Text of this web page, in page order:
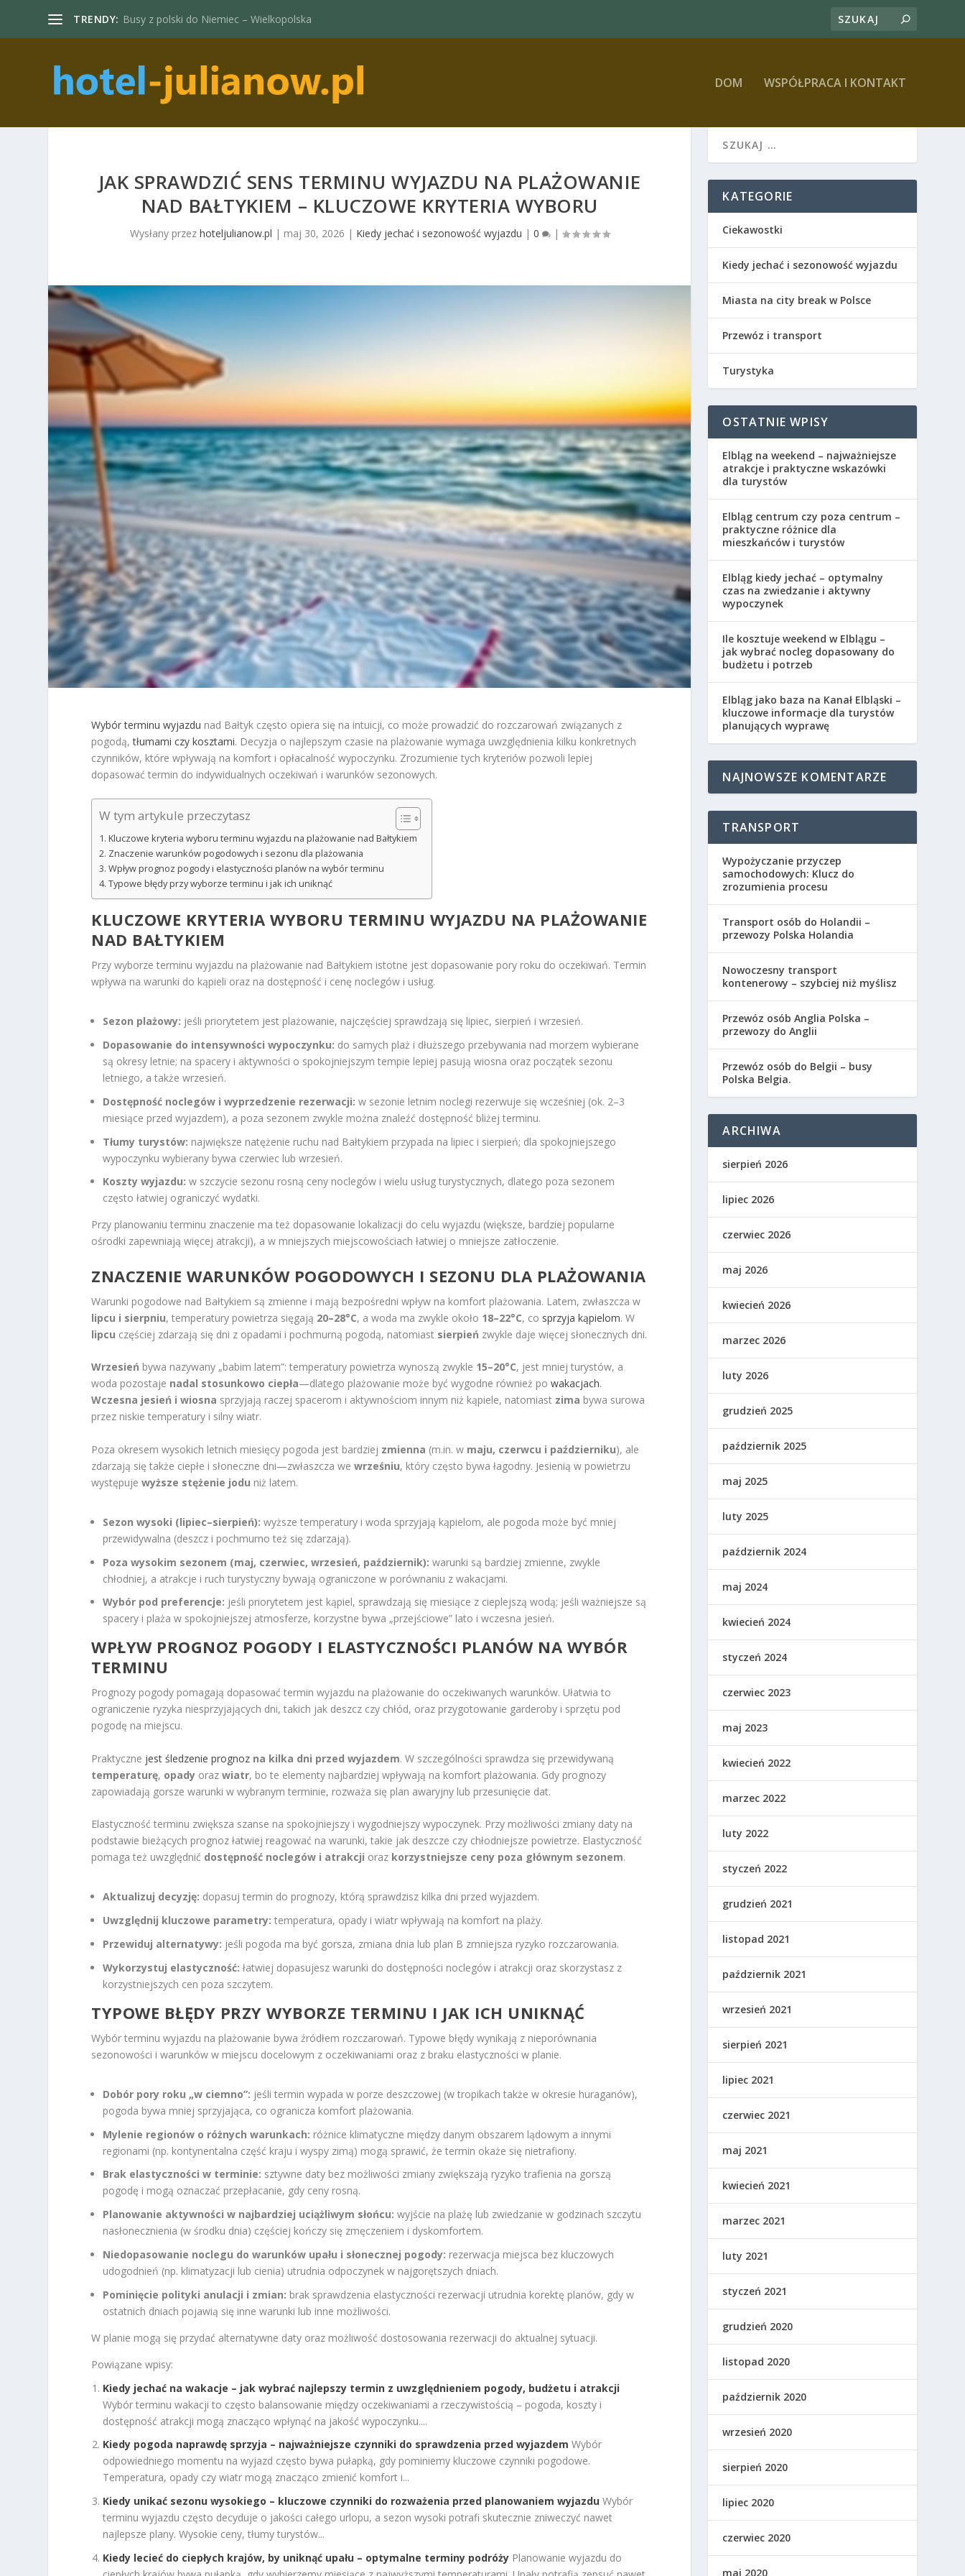
TRENDY: Busy z polski do Niemiec – Wielkopolska
DOM WSPÓŁPRACA I KONTAKT
JAK SPRAWDZIĆ SENS TERMINU WYJAZDU NA PLAŻOWANIE
NAD BAŁTYKIEM – KLUCZOWE KRYTERIA WYBORU
Wysłany przez hoteljulianow.pl | maj 30, 2026 | Kiedy jechać i sezonowość wyjazdu | 0 |
Wybór terminu wyjazdu nad Bałtyk często opiera się na intuicji, co może prowadzić do rozczarowań związanych z
pogodą,tłumami czy kosztami. Decyzja o najlepszym czasie na plażowanie wymaga uwzględnienia kilku konkretnych
czynników, które wpływają na komfort i opłacalność wypoczynku. Zrozumienie tych kryteriów pozwoli lepiej
dopasować termin do indywidualnych oczekiwań i warunków sezonowych.
W tym artykule przeczytasz
Kluczowe kryteria wyboru terminu wyjazdu na plażowanie nad Bałtykiem
Znaczenie warunków pogodowych i sezonu dla plażowania
Wpływ prognoz pogody i elastyczności planów na wybór terminu
Typowe błędy przy wyborze terminu i jak ich uniknąć
KLUCZOWE KRYTERIA WYBORU TERMINU WYJAZDU NA PLAŻOWANIE
NAD BAŁTYKIEM
Przy wyborze terminu wyjazdu na plażowanie nad Bałtykiem istotne jest dopasowanie pory roku do oczekiwań. Termin
wpływa na warunki do kąpieli oraz na dostępność i cenę noclegów i usług.
Sezon plażowy: jeśli priorytetem jest plażowanie, najczęściej sprawdzają się lipiec, sierpień i wrzesień.
Dopasowanie do intensywności wypoczynku: do samych plaż i dłuższego przebywania nad morzem wybierane
są okresy letnie; na spacery i aktywności o spokojniejszym tempie lepiej pasują wiosna oraz początek sezonu
letniego, a także wrzesień.
Dostępność noclegów i wyprzedzenie rezerwacji: w sezonie letnim noclegi rezerwuje się wcześniej (ok. 2–3
miesiące przed wyjazdem), a poza sezonem zwykle można znaleźć dostępność bliżej terminu.
Tłumy turystów: największe natężenie ruchu nad Bałtykiem przypada na lipiec i sierpień; dla spokojniejszego
wypoczynku wybierany bywa czerwiec lub wrzesień.
Koszty wyjazdu: w szczycie sezonu rosną ceny noclegów i wielu usług turystycznych, dlatego poza sezonem
często łatwiej ograniczyć wydatki.
Przy planowaniu terminu znaczenie ma też dopasowanie lokalizacji do celu wyjazdu (większe, bardziej popularne
ośrodki zapewniają więcej atrakcji), a w mniejszych miejscowościach łatwiej o mniejsze zatłoczenie.
ZNACZENIE WARUNKÓW POGODOWYCH I SEZONU DLA PLAŻOWANIA
Warunki pogodowe nad Bałtykiem są zmienne i mają bezpośredni wpływ na komfort plażowania. Latem, zwłaszcza w
lipcu i sierpniu, temperatury powietrza sięgają 20–28°C, a woda ma zwykle około 18–22°C, co sprzyja kąpielom. W
lipcu częściej zdarzają się dni z opadami i pochmurną pogodą, natomiast sierpień zwykle daje więcej słonecznych dni.
Wrzesień bywa nazywany „babim latem”: temperatury powietrza wynoszą zwykle 15–20°C, jest mniej turystów, a
woda pozostaje nadal stosunkowo ciepła—dlatego plażowanie może być wygodne również powakacjach.
Wczesna jesień i wiosna sprzyjają raczej spacerom i aktywnościom innym niż kąpiele, natomiast zima bywa surowa
przez niskie temperatury i silny wiatr.
Poza okresem wysokich letnich miesięcy pogoda jest bardziej zmienna (m.in. w maju, czerwcu i październiku), ale
zdarzają się także ciepłe i słoneczne dni—zwłaszcza wewrześniu, który często bywa łagodny. Jesienią w powietrzu
występujewyższe stężenie jodu niż latem.
Sezon wysoki (lipiec–sierpień): wyższe temperatury i woda sprzyjają kąpielom, ale pogoda może być mniej
przewidywalna (deszcz i pochmurno też się zdarzają).
Poza wysokim sezonem (maj, czerwiec, wrzesień, październik): warunki są bardziej zmienne, zwykle
chłodniej, a atrakcje i ruch turystyczny bywają ograniczone w porównaniu z wakacjami.
Wybór pod preferencje: jeśli priorytetem jest kąpiel, sprawdzają się miesiące z cieplejszą wodą; jeśli ważniejsze są
spacery i plaża w spokojniejszej atmosferze, korzystne bywa „przejściowe” lato i wczesna jesień.
WPŁYW PROGNOZ POGODY I ELASTYCZNOŚCI PLANÓW NA WYBÓR
TERMINU
Prognozy pogody pomagają dopasować termin wyjazdu na plażowanie do oczekiwanych warunków. Ułatwia to
ograniczenie ryzyka niesprzyjających dni, takich jak deszcz czy chłód, oraz przygotowanie garderoby i sprzętu pod
pogodę na miejscu.
Praktyczne jest śledzenie prognoz na kilka dni przed wyjazdem. W szczególności sprawdza się przewidywaną
temperaturę, opady orazwiatr, bo te elementy najbardziej wpływają na komfort plażowania. Gdy prognozy
zapowiadają gorsze warunki w wybranym terminie, rozważa się plan awaryjny lub przesunięcie dat.
Elastyczność terminu zwiększa szanse na spokojniejszy i wygodniejszy wypoczynek. Przy możliwości zmiany daty na
podstawie bieżących prognoz łatwiej reagować na warunki, takie jak deszcze czy chłodniejsze powietrze. Elastyczność
pomaga też uwzględnić dostępność noclegów i atrakcji oraz korzystniejsze ceny poza głównym sezonem.
Aktualizuj decyzję: dopasuj termin do prognozy, którą sprawdzisz kilka dni przed wyjazdem.
Uwzględnij kluczowe parametry: temperatura, opady i wiatr wpływają na komfort na plaży.
Przewiduj alternatywy: jeśli pogoda ma być gorsza, zmiana dnia lub plan B zmniejsza ryzyko rozczarowania.
Wykorzystuj elastyczność: łatwiej dopasujesz warunki do dostępności noclegów i atrakcji oraz skorzystasz z
korzystniejszych cen poza szczytem.
TYPOWE BŁĘDY PRZY WYBORZE TERMINU I JAK ICH UNIKNĄĆ
Wybór terminu wyjazdu na plażowanie bywa źródłem rozczarowań. Typowe błędy wynikają z nieporównania
sezonowości i warunków w miejscu docelowym z oczekiwaniami oraz z braku elastyczności w planie.
Dobór pory roku „w ciemno”: jeśli termin wypada w porze deszczowej (w tropikach także w okresie huraganów),
pogoda bywa mniej sprzyjająca, co ogranicza komfort plażowania.
Mylenie regionów o różnych warunkach: różnice klimatyczne między danym obszarem lądowym a innymi
regionami (np. kontynentalna część kraju i wyspy zimą) mogą sprawić, że termin okaże się nietrafiony.
Brak elastyczności w terminie: sztywne daty bez możliwości zmiany zwiększają ryzyko trafienia na gorszą
pogodę i mogą oznaczać przepłacanie, gdy ceny rosną.
Planowanie aktywności w najbardziej uciążliwym słońcu: wyjście na plażę lub zwiedzanie w godzinach szczytu
nasłonecznienia (w środku dnia) częściej kończy się zmęczeniem i dyskomfortem.
Niedopasowanie noclegu do warunków upału i słonecznej pogody: rezerwacja miejsca bez kluczowych
udogodnień (np. klimatyzacji lub cienia) utrudnia odpoczynek w najgorętszych dniach.
Pominięcie polityki anulacji i zmian: brak sprawdzenia elastyczności rezerwacji utrudnia korektę planów, gdy w
ostatnich dniach pojawią się inne warunki lub inne możliwości.
W planie mogą się przydać alternatywne daty oraz możliwość dostosowania rezerwacji do aktualnej sytuacji.
Powiązane wpisy:
Kiedy jechać na wakacje – jak wybrać najlepszy termin z uwzględnieniem pogody, budżetu i atrakcji
Wybór terminu wakacji to często balansowanie między oczekiwaniami a rzeczywistością – pogoda, koszty i
dostępność atrakcji mogą znacząco wpłynąć na jakość wypoczynku....
Kiedy pogoda naprawdę sprzyja – najważniejsze czynniki do sprawdzenia przed wyjazdem Wybór
odpowiedniego momentu na wyjazd często bywa pułapką, gdy pominiemy kluczowe czynniki pogodowe.
Temperatura, opady czy wiatr mogą znacząco zmienić komfort i...
Kiedy unikać sezonu wysokiego – kluczowe czynniki do rozważenia przed planowaniem wyjazdu Wybór
terminu wyjazdu często decyduje o jakości całego urlopu, a sezon wysoki potrafi skutecznie zniweczyć nawet
najlepsze plany. Wysokie ceny, tłumy turystów...
Kiedy lecieć do ciepłych krajów, by uniknąć upału – optymalne terminy podróży Planowanie wyjazdu do
KATEGORIE
Ciekawostki
Kiedy jechać i sezonowość wyjazdu
Miasta na city break w Polsce
Przewóz i transport
Turystyka
OSTATNIE WPISY
Elbląg na weekend – najważniejsze
atrakcje i praktyczne wskazówki
dla turystów
Elbląg centrum czy poza centrum –
praktyczne różnice dla
mieszkańców i turystów
Elbląg kiedy jechać – optymalny
czas na zwiedzanie i aktywny
wypoczynek
Ile kosztuje weekend w Elblągu –
jak wybrać nocleg dopasowany do
budżetu i potrzeb
Elbląg jako baza na Kanał Elbląski –
kluczowe informacje dla turystów
planujących wyprawę
NAJNOWSZE KOMENTARZE
TRANSPORT
Wypożyczanie przyczep
samochodowych: Klucz do
zrozumienia procesu
Transport osób do Holandii –
przewozy Polska Holandia
​Nowoczesny transport
kontenerowy – szybciej niż myślisz
Przewóz osób Anglia Polska –
przewozy do Anglii
Przewóz osób do Belgii – busy
Polska Belgia.
ARCHIWA
sierpień 2026
lipiec 2026
czerwiec 2026
maj 2026
kwiecień 2026
marzec 2026
luty 2026
grudzień 2025
październik 2025
maj 2025
luty 2025
październik 2024
maj 2024
kwiecień 2024
styczeń 2024
czerwiec 2023
maj 2023
kwiecień 2022
marzec 2022
luty 2022
styczeń 2022
grudzień 2021
listopad 2021
październik 2021
wrzesień 2021
sierpień 2021
lipiec 2021
czerwiec 2021
maj 2021
kwiecień 2021
marzec 2021
luty 2021
styczeń 2021
grudzień 2020
listopad 2020
październik 2020
wrzesień 2020
sierpień 2020
lipiec 2020
czerwiec 2020
maj 2020